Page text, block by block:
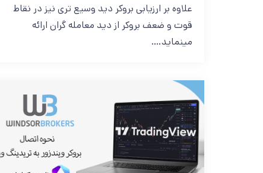
علاوه بر ارزیابی بروکر دید وسیع تری نیز در نقاط
قوت و ضعف بروکر از دید معامله گران ارائه
مینماید.…